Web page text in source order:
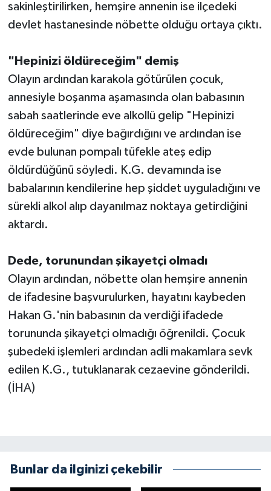
sakinleştirilirken, hemşire annenin ise ilçedeki
devlet hastanesinde nöbette olduğu ortaya çıktı.
"Hepinizi öldüreceğim" demiş
Olayın ardından karakola götürülen çocuk,
annesiyle boşanma aşamasında olan babasının
sabah saatlerinde eve alkollü gelip "Hepinizi
öldüreceğim" diye bağırdığını ve ardından ise
evde bulunan pompalı tüfekle ateş edip
öldürdüğünü söyledi. K.G. devamında ise
babalarının kendilerine hep şiddet uyguladığını ve
sürekli alkol alıp dayanılmaz noktaya getirdiğini
aktardı.
Dede, torunundan şikayetçi olmadı
Olayın ardından, nöbette olan hemşire annenin
de ifadesine başvurulurken, hayatını kaybeden
Hakan G.'nin babasının da verdiği ifadede
torununda şikayetçi olmadığı öğrenildi. Çocuk
şubedeki işlemleri ardından adli makamlara sevk
edilen K.G., tutuklanarak cezaevine gönderildi.
(İHA)
Bunlar da ilginizi çekebilir